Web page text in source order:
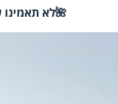
🌺לא תאמינו